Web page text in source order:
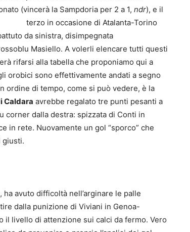
(vincerà la Sampdoria per 2 a 1, ndr), e il
terzo in occasione di Atalanta-Torino
da sinistra, disimpegnata
Masiello. A volerli elencare tutti questi
rifarsi alla tabella che proponiamo qui a
orobici sono effettivamente andati a segno
ordine di tempo, come si può vedere, è la
Caldara avrebbe regalato tre punti pesanti a
corner dalla destra: spizzata di Conti in
in rete. Nuovamente un gol “sporco” che
giusti.
avuto difficoltà nell’arginare le palle
dalla punizione di Viviani in Genoa-
il livello di attenzione sui calci da fermo. Vero